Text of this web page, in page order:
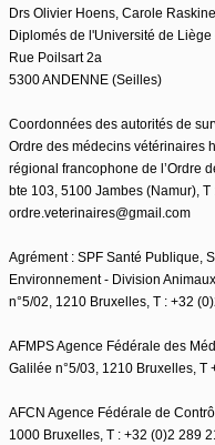
Drs Olivier Hoens, Carole
Diplomés de l'Université de
Rue Poilsart 2a
5300 ANDENNE (Seilles)
Coordonnées des autorités de
Ordre des médecins vétérinaires
régional francophone de l’Ordre
bte 103, 5100 Jambes (Namur),
ordre.veterinaires@gmail.com
Agrément : SPF Santé Publique,
Environnement - Division
n°5/02, 1210 Bruxelles, T : +32
AFMPS Agence Fédérale des
Galilée n°5/03, 1210 Bruxelles,
AFCN Agence Fédérale de
1000 Bruxelles, T : +32 (0)2 289